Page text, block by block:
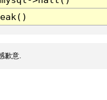
歉意.